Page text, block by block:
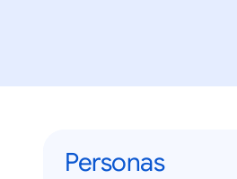
Personas